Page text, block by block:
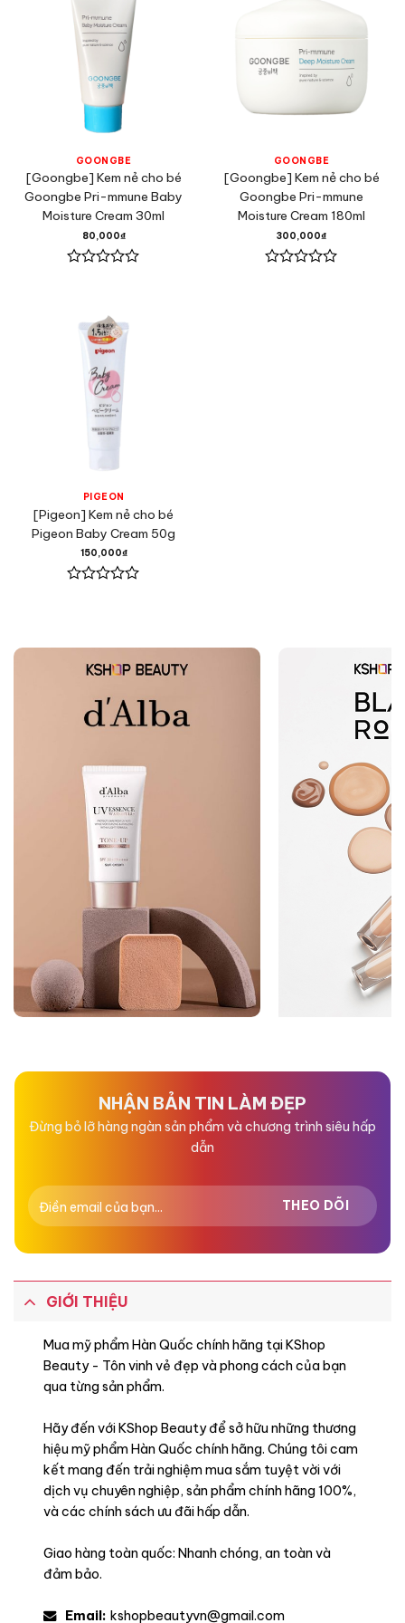
GOONGBE
[Goongbe] Kem nẻ cho bé
Goongbe Pri-mmune Baby
Moisture Cream 30ml
80,000₫
GOONGBE
[Goongbe] Kem nẻ cho bé
Goongbe Pri-mmune
Moisture Cream 180ml
300,000₫
PIGEON
[Pigeon] Kem nẻ cho bé
Pigeon Baby Cream 50g
150,000₫
5
sao
NHẬN BẢN TIN LÀM ĐẸP
Đừng bỏ lỡ hàng ngàn sản phẩm và chương trình siêu hấp
dẫn
GIỚI THIỆU
Mua mỹ phẩm Hàn Quốc chính hãng tại KShop
Beauty - Tôn vinh vẻ đẹp và phong cách của bạn
qua từng sản phẩm.
Hãy đến với KShop Beauty để sở hữu những thương
hiệu mỹ phẩm Hàn Quốc chính hãng. Chúng tôi cam
kết mang đến trải nghiệm mua sắm tuyệt vời với
dịch vụ chuyên nghiệp, sản phẩm chính hãng 100%,
và các chính sách ưu đãi hấp dẫn.
Giao hàng toàn quốc: Nhanh chóng, an toàn và
đảm bảo.
Email: kshopbeautyvn@gmail.com